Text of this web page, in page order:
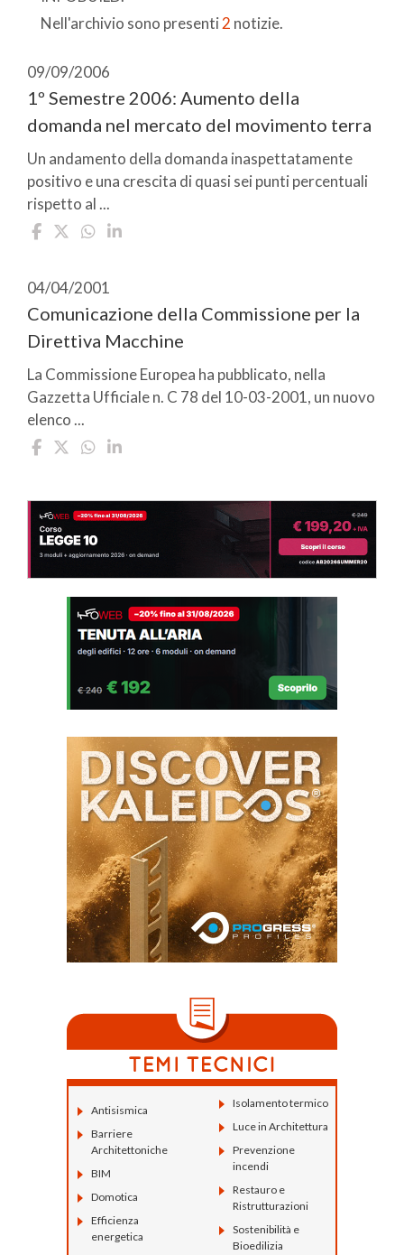
Nell'archivio sono presenti 2 notizie.
09/09/2006
1º Semestre 2006: Aumento della
domanda nel mercato del movimento terra
Un andamento della domanda inaspettatamente
positivo e una crescita di quasi sei punti percentuali
rispetto al ...
04/04/2001
Comunicazione della Commissione per la
Direttiva Macchine
La Commissione Europea ha pubblicato, nella
Gazzetta Ufficiale n. C 78 del 10-03-2001, un nuovo
elenco ...
Antisismica
Barriere
Architettoniche
BIM
Domotica
Efficienza
energetica
Isolamento termico
Luce in Architettura
Prevenzione
incendi
Restauro e
Ristrutturazioni
Sostenibilità e
Bioedilizia